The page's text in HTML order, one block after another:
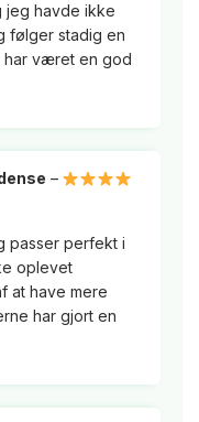
jeg havde ikke
følger stadig en
har været en god
–
passer perfekt i
oplevet
at have mere
har gjort en